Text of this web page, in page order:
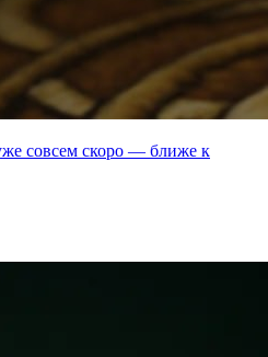
совсем скоро — ближе к